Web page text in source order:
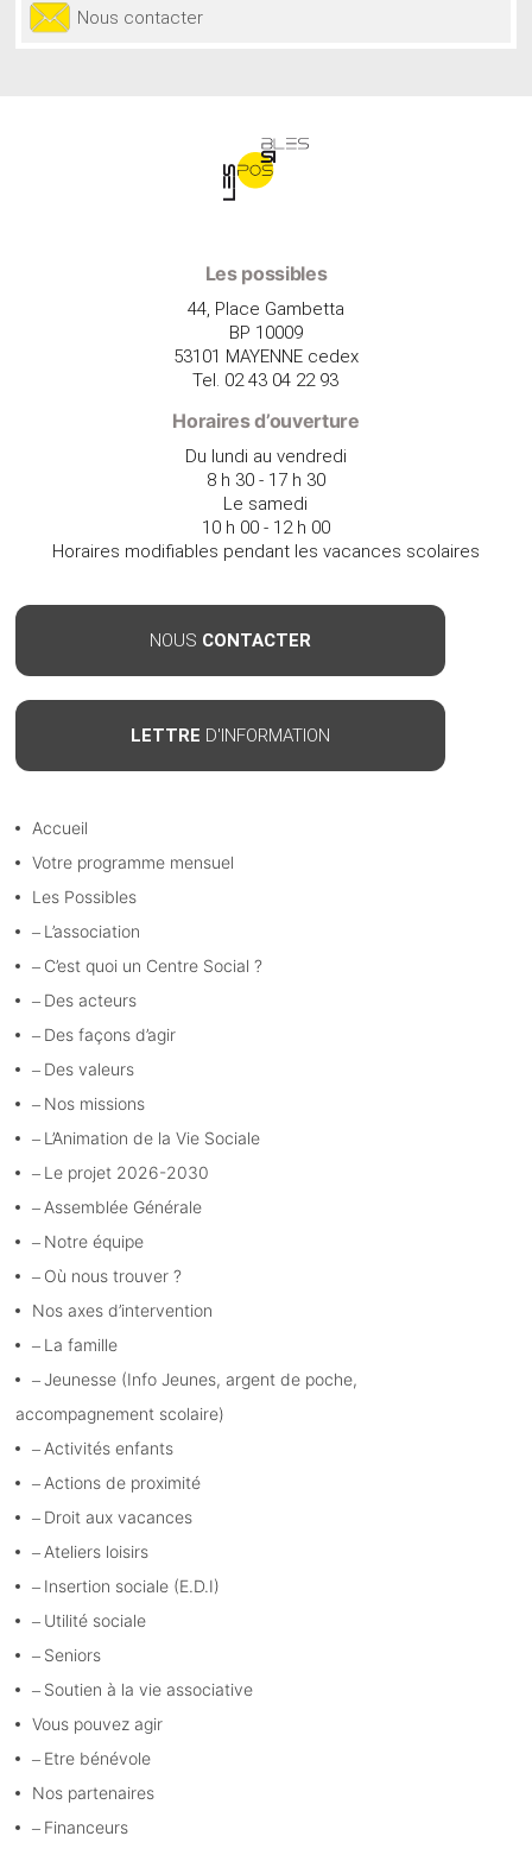
Nous contacter
Les possibles
44, Place Gambetta
BP 10009
53101 MAYENNE cedex
Tel. 02 43 04 22 93
Horaires d’ouverture
Du lundi au vendredi
8 h 30 - 17 h 30
Le samedi
10 h 00 - 12 h 00
Horaires modifiables pendant les vacances scolaires
NOUS CONTACTER
LETTRE D'INFORMATION
Accueil
Votre programme mensuel
Les Possibles
L’association
C’est quoi un Centre Social ?
Des acteurs
Des façons d’agir
Des valeurs
Nos missions
L’Animation de la Vie Sociale
Le projet 2026-2030
Assemblée Générale
Notre équipe
Où nous trouver ?
Nos axes d’intervention
La famille
Jeunesse (Info Jeunes, argent de poche,
accompagnement scolaire)
Activités enfants
Actions de proximité
Droit aux vacances
Ateliers loisirs
Insertion sociale (E.D.I)
Utilité sociale
Seniors
Soutien à la vie associative
Vous pouvez agir
Etre bénévole
Nos partenaires
Financeurs